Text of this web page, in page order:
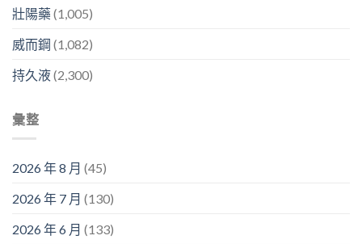
壯陽藥(1,005)
威而鋼 (1,082)
持久液(2,300)
彙整
2026 年 8 月 (45)
2026 年 7 月 (130)
2026 年 6 月 (133)